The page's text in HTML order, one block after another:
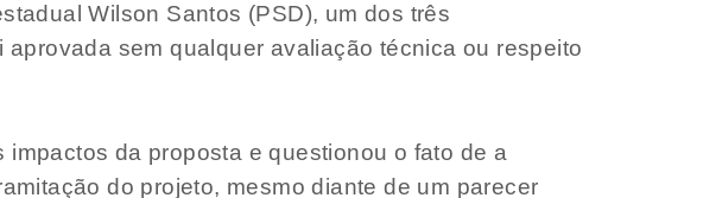
Wilson Santos (PSD), um dos três
sem qualquer avaliação técnica ou respeito
da proposta e questionou o fato de a
do projeto, mesmo diante de um parecer